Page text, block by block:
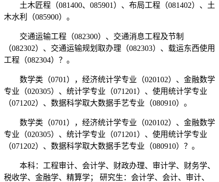
土木匠程（081400、085901）、布局工程（081402）、土
木水利（085900）。
交通运输工程（082300）、交通消息工程及节制
（082302）、交通运输规划取办理（082303）、载运东西使用
工程（082304）？。
数学类（0701），经济统计学专业（020102）、金融数学
专业（020305）、统计学专业（071201）、使用统计学专业
（071202）、数据科学取大数据手艺专业（080910）。
数学类（0701），经济统计学专业（020102）、金融数学
专业（020305）、统计学专业（071201）、使用统计学专业
（071202）、数据科学取大数据手艺专业（080910）？。
本科：工程审计、会计学、财政办理、审计学、财务学、
税收学、金融学、精算学； 研究生：会计学、会计、审计、